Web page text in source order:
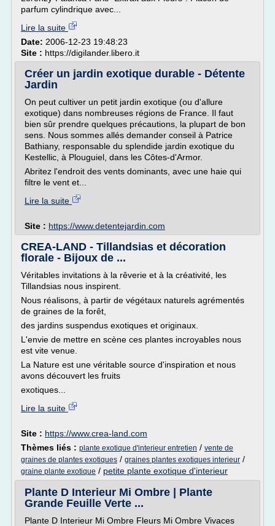
parfum cylindrique avec...
Lire la suite
Date: 2006-12-23 19:48:23
Site : https://digilander.libero.it
Créer un jardin exotique durable - Détente
Jardin
On peut cultiver un petit jardin exotique (ou d'allure
exotique) dans nombreuses régions de France. Il faut
bien sûr prendre quelques précautions, la plupart de bon
sens. Nous sommes allés demander conseil à Patrice
Bathiany, responsable du splendide jardin exotique du
Kestellic, à Plouguiel, dans les Côtes-d'Armor.
Abritez l'endroit des vents dominants, avec une haie qui
filtre le vent et...
Lire la suite
Site : https://www.detentejardin.com
CREA-LAND - Tillandsias et décoration
florale - Bijoux de ...
Véritables invitations à la rêverie et à la créativité, les
Tillandsias nous inspirent.
Nous réalisons, à partir de végétaux naturels agrémentés
de graines de la forêt,
des jardins suspendus exotiques et originaux.
L'envie de mettre en scène ces plantes incroyables nous
est vite venue.
La Nature est une véritable source d'inspiration et nous
avons découvert les fruits
exotiques...
Lire la suite
Site : https://www.crea-land.com
Thèmes liés : plante exotique d'interieur entretien / vente de
graines de plantes exotiques / graines plantes exotiques interieur /
graine plante exotique / petite plante exotique d'interieur
Plante D Interieur Mi Ombre | Plante
Grande Feuille Verte ...
Plante D Interieur Mi Ombre Fleurs Mi Ombre Vivaces